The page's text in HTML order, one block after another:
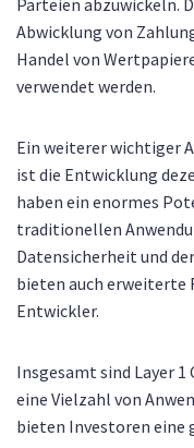
Parteien abzuwickeln.
Abwicklung von
Handel von
verwendet werden.
Ein weiterer wichtiger
ist die Entwicklung
haben ein enormes
traditionellen
Datensicherheit und
bieten auch erweiterte
Entwickler.
Insgesamt sind Layer 1
eine Vielzahl von
bieten Investoren